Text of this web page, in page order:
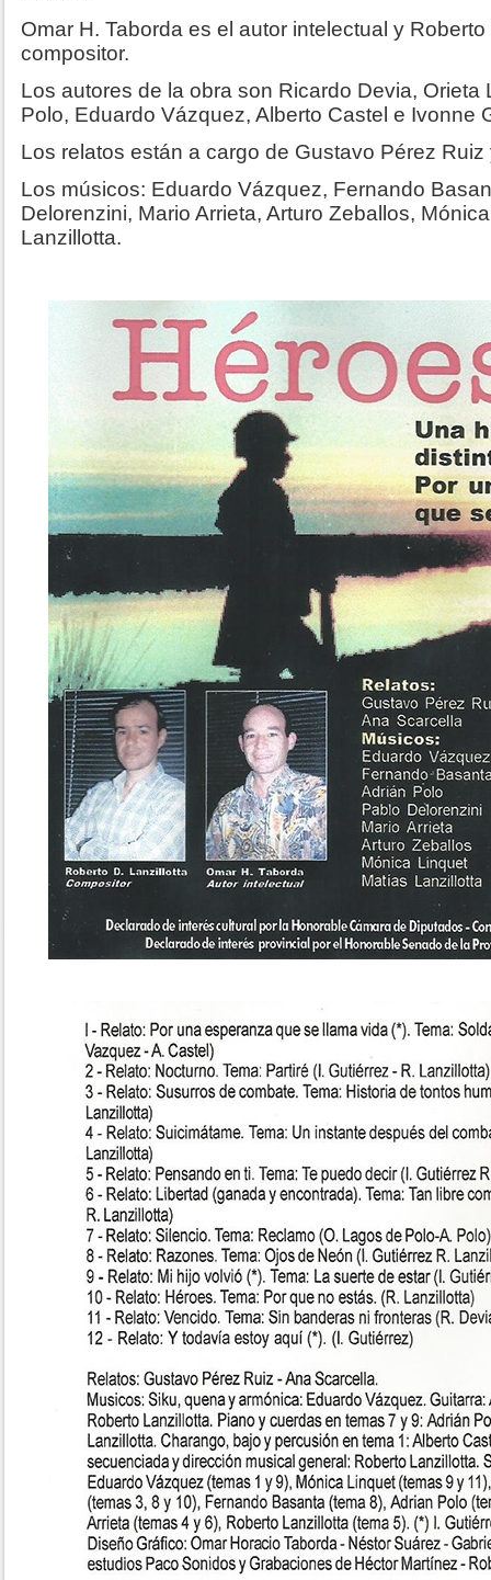
Omar H. Taborda es el autor intelectual y
compositor.
Los autores de la obra son Ricardo Devia, Orieta
Polo, Eduardo Vázquez, Alberto Castel e Ivonne
Los relatos están a cargo de Gustavo Pérez Ruiz
Los músicos: Eduardo Vázquez, Fernando
Delorenzini, Mario Arrieta, Arturo Zeballos,
Lanzillotta.